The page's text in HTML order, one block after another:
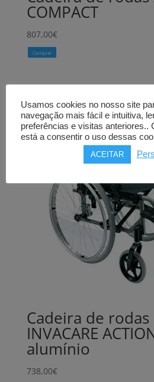
COMPACT
807,00€
Comprar
Cadeira de rodas
INVACARE
alumínio
738,00€
Usamos cookies no nosso site
navegação mais fácil e intuitiva,
preferências e visitas anteriores..
está a consentir o uso dessas
ACEITAR